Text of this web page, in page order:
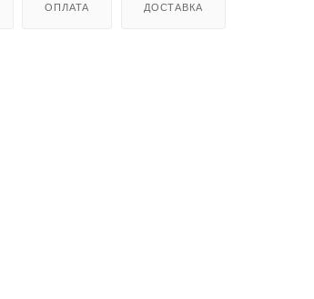
ОПЛАТА ДОСТАВКА